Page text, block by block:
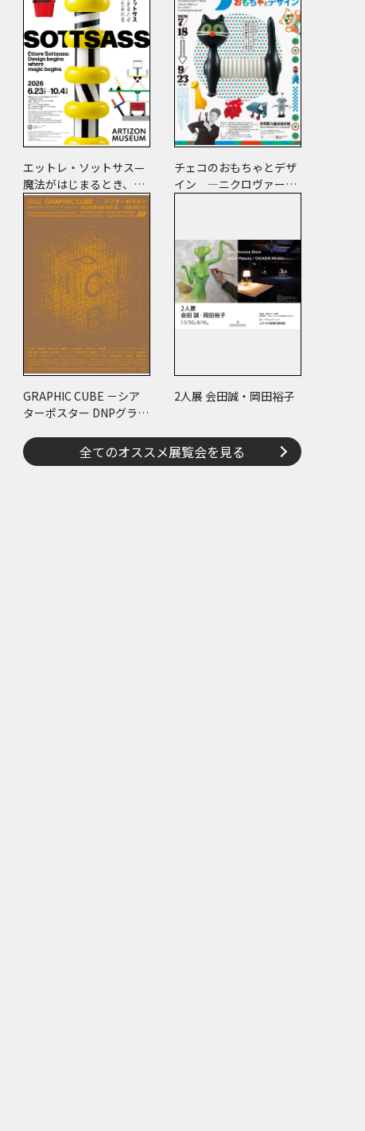
エットレ・ソットサス—
魔法がはじまるとき、デ
ザインは生まれる
チェコのおもちゃとデザ
イン ―ニクロヴァーの
GRAPHIC CUBE －シア
ターポスター DNPグラフ
イブより
2人展 会田誠・岡田裕子
全てのオススメ展覧会を見る